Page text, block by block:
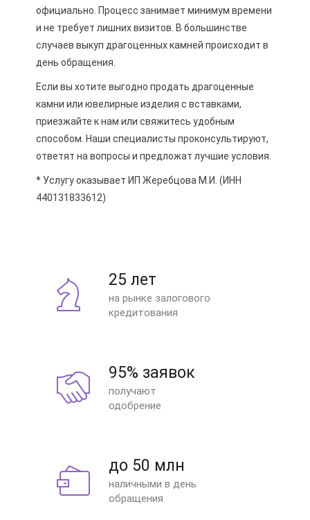
официально. Процесс занимает минимум времени
и не требует лишних визитов. В большинстве
случаев выкуп драгоценных камней происходит в
день обращения.
Если вы хотите выгодно продать драгоценные
камни или ювелирные изделия с вставками,
приезжайте к нам или свяжитесь удобным
способом. Наши специалисты проконсультируют,
ответят на вопросы и предложат лучшие условия.
* Услугу оказывает ИП Жеребцова М.И. (ИНН
440131833612)
25 лет
на рынке залогового
кредитования
95% заявок
получают
одобрение
до 50 млн
наличными в день
обращения